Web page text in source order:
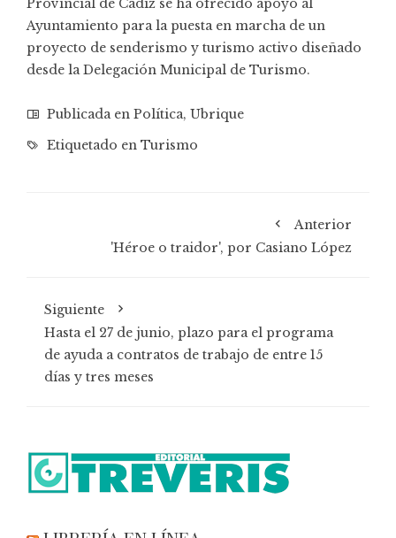
Provincial de Cádiz se ha ofrecido apoyo al
Ayuntamiento para la puesta en marcha de un
proyecto de senderismo y turismo activo diseñado
desde la Delegación Municipal de Turismo.
Publicada en Política, Ubrique
Etiquetado en Turismo
Anterior
'Héroe o traidor', por Casiano López
Siguiente
Hasta el 27 de junio, plazo para el programa
de ayuda a contratos de trabajo de entre 15
días y tres meses